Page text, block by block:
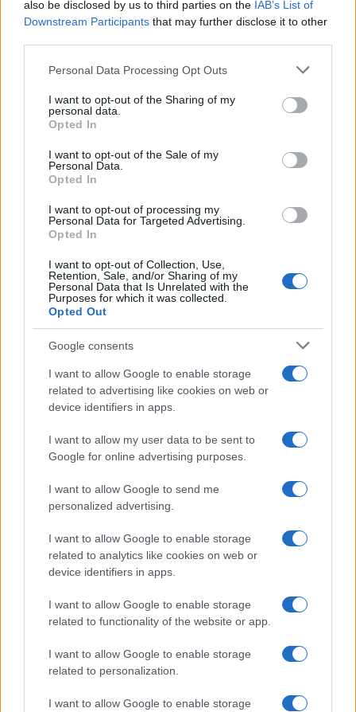
also be disclosed by us to third parties on the IAB’s List of
Downstream Participants that may further disclose it to other
Please note that this website/app uses one or more Google
not limited to your visit or usage behaviour. You may click to
grant or deny consent to Google and its third-party tags to
use your data for below specified purposes in below Google
consent section.
Personal Data Processing Opt Outs
I want to opt-out of the Sharing of my
personal data.
Opted In
I want to opt-out of the Sale of my
Personal Data.
Opted In
I want to opt-out of processing my
Personal Data for Targeted Advertising.
Opted In
I want to opt-out of Collection, Use,
Retention, Sale, and/or Sharing of my
Personal Data that Is Unrelated with the
Purposes for which it was collected.
Opted Out
Google consents
I want to allow Google to enable storage
related to advertising like cookies on web or
device identifiers in apps.
I want to allow my user data to be sent to
Google for online advertising purposes.
I want to allow Google to send me
personalized advertising.
I want to allow Google to enable storage
related to analytics like cookies on web or
device identifiers in apps.
I want to allow Google to enable storage
related to functionality of the website or app.
I want to allow Google to enable storage
related to personalization.
I want to allow Google to enable storage
Continua a leggere
Come i conti online stanno trasformando la gestione
finanziaria delle PMI
Edoardo Marchesi · 7 Ago 2026
FOCUS PMI
Scrittura AI: i segnali rivelatori e l’impatto culturale
Susanna Riva · 6 Ago 2026